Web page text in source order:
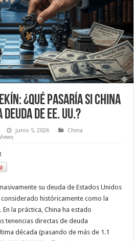
¿Qué pasaría si China
de EE. UU.?
junio 5, 2026
China
su deuda de Estados Unidos
históricamente como la
la práctica, China ha estado
tenencias directas de deuda
década (pasando de más de 1.1